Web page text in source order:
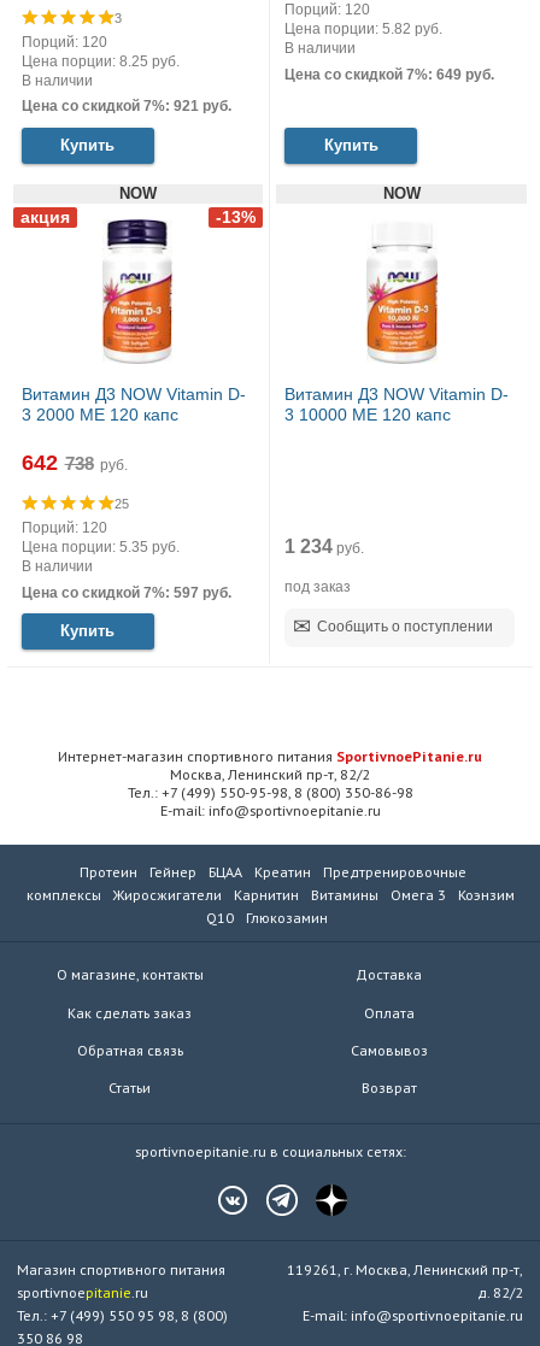
3
Порций: 120
Цена порции: 8.25 руб.
В наличии
Цена со скидкой 7%: 921 руб.
Купить
Порций: 120
Цена порции: 5.82 руб.
В наличии
Цена со скидкой 7%: 649 руб.
Купить
NOW
Витамин Д3 NOW Vitamin D-
3 2000 МЕ 120 капс
642 руб.
25
Порций: 120
Цена порции: 5.35 руб.
В наличии
Цена со скидкой 7%: 597 руб.
Купить
NOW
Витамин Д3 NOW Vitamin D-
3 10000 МЕ 120 капс
1 234 руб.
под заказ
Сообщить о поступлении
Интернет-магазин спортивного питания SportivnoePitanie.ru
Москва, Ленинский пр-т, 82/2
Тел.: +7 (499) 550-95-98, 8 (800) 350-86-98
E-mail: info@sportivnoepitanie.ru
Протеин Гейнер БЦАА Креатин
Предтренировочные
комплексы
Жиросжигатели Карнитин Витамины Омега 3
Коэнзим
Q10
Глюкозамин
О магазине, контакты
Как сделать заказ
Обратная связь
Статьи
Доставка
Оплата
Самовывоз
Возврат
sportivnoepitanie.ru в социальных сетях:
Магазин спортивного питания
sportivnoepitanie.ru
Тел.: +7 (499) 550 95 98, 8 (800)
350 86 98
119261, г. Москва, Ленинский пр-т,
д. 82/2
E-mail: info@sportivnoepitanie.ru